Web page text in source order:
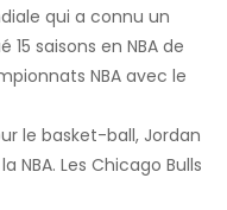
qui a connu un
saisons en NBA de
NBA avec le
le basket-ball, Jordan
NBA. Les Chicago Bulls